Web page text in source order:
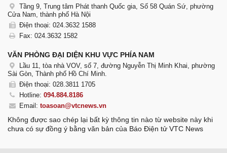
Tầng 9, Trung tâm Phát thanh Quốc gia, Số 58 Quán Sứ, phường
Cửa Nam, thành phố Hà Nội
Điện thoại: 024.3632 1588
Fax: 024.3632 1582
VĂN PHÒNG ĐẠI DIỆN KHU VỰC PHÍA NAM
Lầu 11, tòa nhà VOV, số 7, đường Nguyễn Thị Minh Khai, phường
Sài Gòn, Thành phố Hồ Chí Minh.
Điện thoại: 028.3811 1705
Hotline:094.884.8186
Email:toasoan@vtcnews.vn
Không được sao chép lại bất kỳ thông tin nào từ website này khi
chưa có sự đồng ý bằng văn bản của Báo Điện tử VTC News